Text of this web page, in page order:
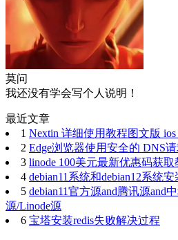
莫问
我还没有学会写个人说明！
最近文章
1 Nextin 详细使用教程图文版 ios
2 Edge浏览器使用安全的 DNS
3 linode 100美元最新优惠码获取
4 debian11系统和debian12系统
5 debian11官方源and腾讯源and
源/Linode源
6 宝塔安装redis失败解决过程